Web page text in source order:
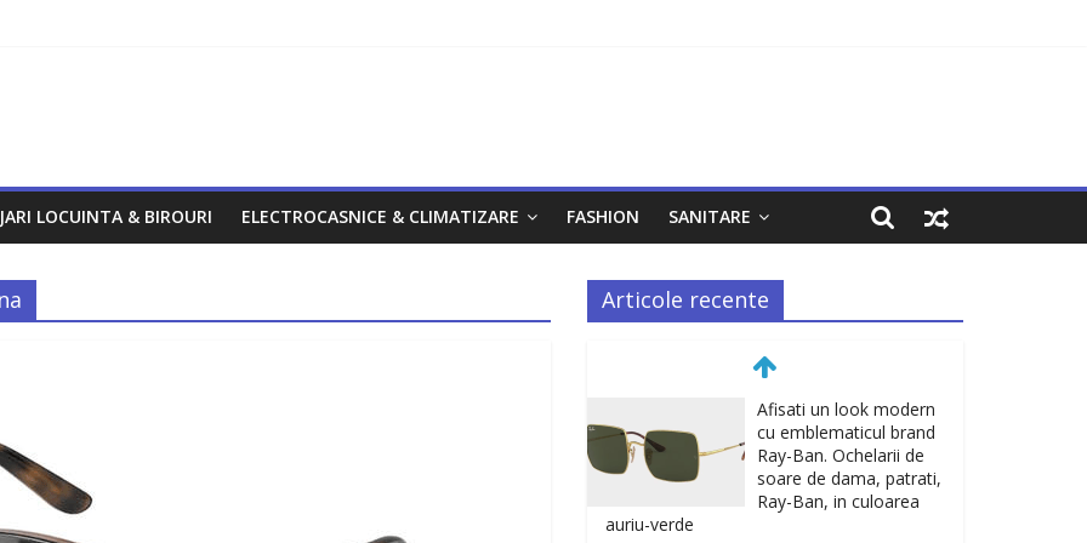
LOCUINTA & BIROURI ELECTROCASNICE & CLIMATIZARE FASHION SANITARE
Articole recente
Afisati un look modern
cu emblematicul brand
Ray-Ban. Ochelarii de
soare de dama, patrati,
Ray-Ban, in culoarea
auriu-verde